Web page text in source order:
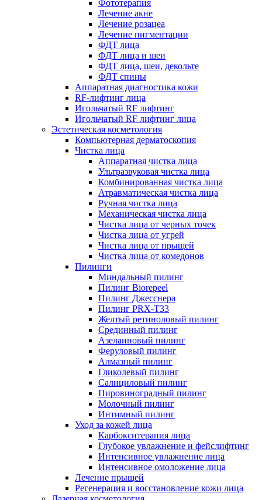
Фототерапия
Лечение акне
Лечение розацеа
Лечение пигментации
ФДТ лица
ФДТ лица и шеи
ФДТ лица, шеи, декольте
ФДТ спины
Аппаратная диагностика кожи
RF-лифтинг лица
Игольчатый RF лифтинг
Игольчатый RF лифтинг лица
Эстетическая косметология
Компьютерная дерматоскопия
Чистка лица
Аппаратная чистка лица
Ультразвуковая чистка лица
Комбинированная чистка лица
Атравматическая чистка лица
Ручная чистка лица
Механическая чистка лица
Чистка лица от черных точек
Чистка лица от угрей
Чистка лица от прыщей
Чистка лица от комедонов
Пилинги
Миндальный пилинг
Пилинг Biorepeel
Пилинг Джесснера
Пилинг PRX-T33
Желтый ретиноловый пилинг
Срединный пилинг
Азелаиновый пилинг
Феруловый пилинг
Алмазный пилинг
Гликолевый пилинг
Салициловый пилинг
Пировиноградный пилинг
Молочный пилинг
Интимный пилинг
Уход за кожей лица
Карбокситерапия лица
Глубокое увлажнение и фейслифтинг
Интенсивное увлажнение лица
Интенсивное омоложение лица
Лечение прыщей
Регенерация и восстановление кожи лица